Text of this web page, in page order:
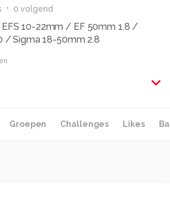
0 volgend
10-22mm / EF 50mm 1.8 /
/ Sigma 18-50mm 2.8
Groepen Challenges Likes